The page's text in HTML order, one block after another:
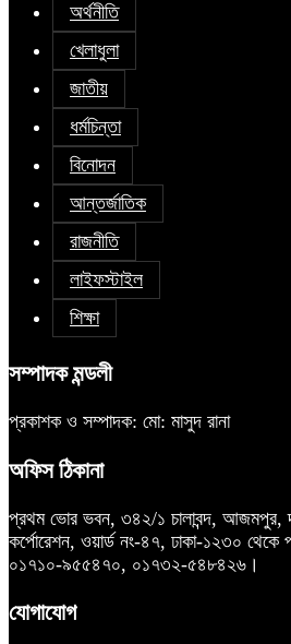
অর্থনীতি
খেলাধুলা
জাতীয়
ধর্মচিন্তা
বিনোদন
আন্তর্জাতিক
রাজনীতি
লাইফস্টাইল
শিক্ষা
সম্পাদক মন্ডলী
প্রকাশক ও সম্পাদক: মো: মাসুদ রানা
অফিস ঠিকানা
প্রথম ভোর ভবন, ৩৪২/১ চালাবন্দ, আজমপুর,
কর্পোরেশন, ওয়ার্ড নং-৪৭, ঢাকা-১২৩০
০১৭১০-৯৫৫৪৭০, ০১৭৩২-৫৪৮৪২৬।
যোগাযোগ